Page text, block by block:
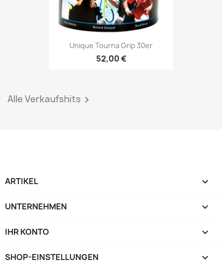
Unique Tourna Grip 30er
52,00 €
Alle Verkaufshits 
ARTIKEL 
UNTERNEHMEN 
IHR KONTO 
SHOP-EINSTELLUNGEN keyboard_arrow_down